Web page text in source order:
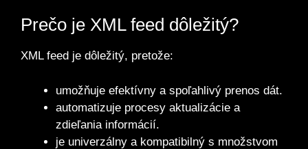
Prečo je XML feed dôležitý?
XML feed je dôležitý, pretože:
umožňuje efektívny a spoľahlivý prenos dát.
automatizuje procesy aktualizácie a
zdieľania informácií.
je univerzálny a kompatibilný s množstvom